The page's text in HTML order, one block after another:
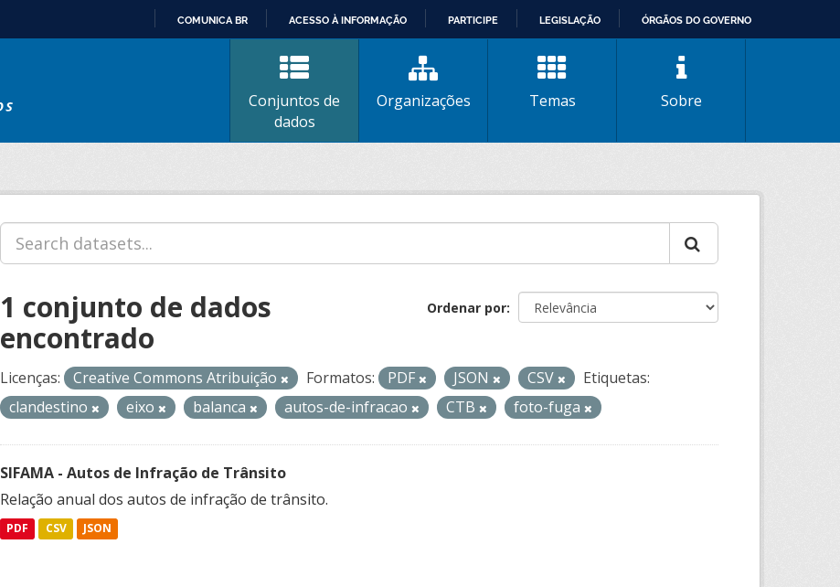
CONTEÚDO
COMUNICA BR ACESSO À INFORMAÇÃO PARTICIPE LEGISLAÇÃO ÓRGÃOS DO GOVERNO
Conjuntos de
dados
Organizações Temas Sobre
Ordenar por
1 conjunto de dados
encontrado
Licenças: Creative Commons Atribuição Formatos: PDF JSON CSV
Etiquetas:
clandestino
eixo balanca autos-de-infracao CTB foto-fuga
SIFAMA - Autos de Infração de Trânsito
Relação anual dos autos de infração de trânsito.
PDF CSV JSON